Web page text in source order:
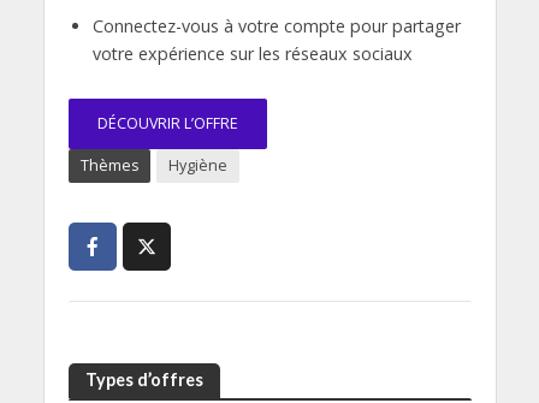
Connectez-vous à votre compte pour partager
votre expérience sur les réseaux sociaux
DÉCOUVRIR L’OFFRE
Thèmes Hygiène
Types d’offres